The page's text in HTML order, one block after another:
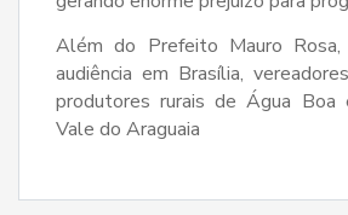
Além do Prefeito Mauro Rosa,
audiência em Brasília,
produtores rurais de Água Boa
Vale do Araguaia